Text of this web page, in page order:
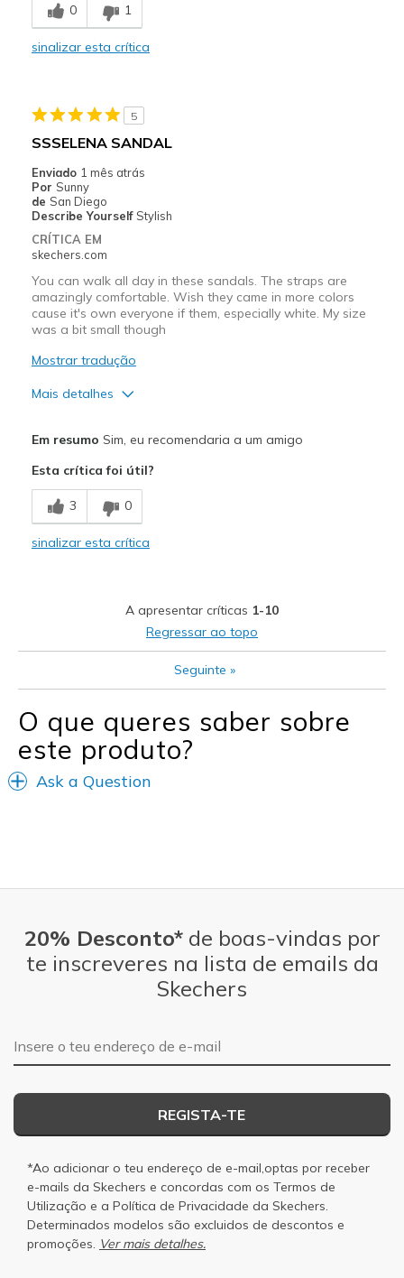
View On Shoes
0 1
sinalizar esta crítica
5
SSSELENA SANDAL
Enviado 1 mês atrás
Por Sunny
de San Diego
Describe Yourself Stylish
CRÍTICA EM
skechers.com
You can walk all day in these sandals. The straps are
amazingly comfortable. Wish they came in more colors
cause it's own everyone if them, especially white. My size
was a bit small though
Mostrar tradução
Mais detalhes
Durable
Stylish
Feels true to width
Em resumo Sim, eu recomendaria a um amigo
Esta crítica foi útil?
3 0
sinalizar esta crítica
A apresentar críticas 1-10
Regressar ao topo
Seguinte »
O que queres saber sobre
este produto?
Ask a Question
20% Desconto*de boas-vindas por
te inscreveres na lista de emails da
Skechers
Endereço de e-mail
REGISTA-TE
*Ao adicionar o teu endereço de e-mail,optas por receber
e-mails da Skechers e concordas com os Termos de
Utilização e a Política de Privacidade da Skechers.
Determinados modelos são excluidos de descontos e
promoções. Ver mais detalhes.